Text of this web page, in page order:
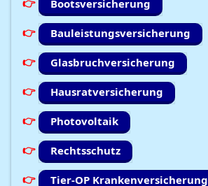
Bootsversicherung
Bauleistungsversicherung
Glasbruchversicherung
Hausratversicherung
Photovoltaik
Rechtsschutz
Tier-OP Krankenversicherung